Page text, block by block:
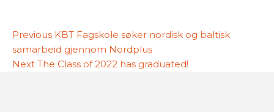
Innleggsnavigasjon
Previous Previous
post:
KBT Fagskole søker nordisk og baltisk
samarbeid gjennom Nordplus
Next Next
The Class of 2022 has graduated!